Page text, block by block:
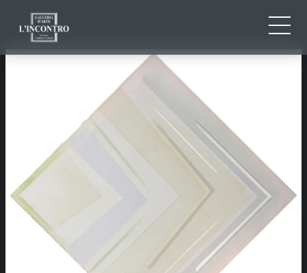
NEWS ED EVENTI
ARTISTI E OPERE
MOSTRE
CONTATTI